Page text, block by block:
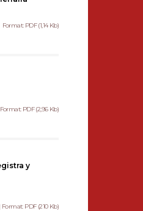
Format: PDF (1,14 Kb)
Format: PDF (2,96 Kb)
y
Format: PDF (210 Kb)